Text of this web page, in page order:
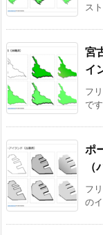
ス
宮
イ
フ
で
ポ
フ
の